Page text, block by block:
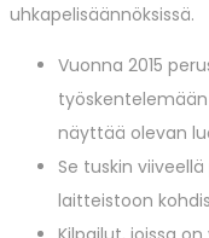
uhkapelisäännöksissä.
Vuonna 2015
näyttää olevan
Se tuskin
laitteistoon